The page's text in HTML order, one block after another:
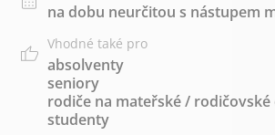
na dobu neurčitou s nástupem
Vhodné také pro
absolventy
seniory
rodiče na mateřské /
studenty